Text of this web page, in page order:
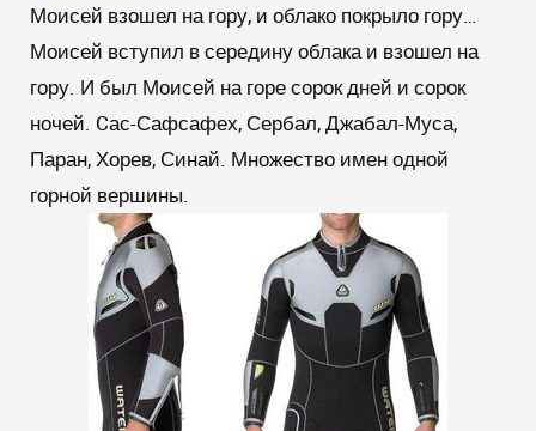
Моисей взошел на гору, и облако покрыло гору…
Моисей вступил в середину облака и взошел на
гору. И был Моисей на горе сорок дней и сорок
ночей. Cас-Сафсафех, Сербал, Джабал-Муса,
Паран, Хорев, Синай. Множество имен одной
горной вершины.